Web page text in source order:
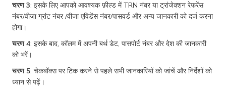
चरण 3: इसके लिए आपको आवश्यक फ़ील्ड में TRN नंबर या ट्रांजेक्शन रेफरेंस
नंबर/वीजा ग्रांट नंबर /वीजा एविडेंस नंबर/पासवर्ड और अन्य जानकारी को दर्ज करना
होगा।
चरण 4: इसके बाद, कॉलम में अपनी बर्थ डेट, पासपोर्ट नंबर और देश की जानकारी
को भरें।
चरण 5: चेकबॉक्स पर टिक करने से पहले सभी जानकारियों को जांचें और निर्देशों को
ध्यान से पढ़ें।